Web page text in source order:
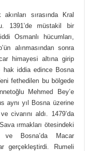
sırasında Kral
1391’de müstakil bir
Osmanlı hücumları,
alınmasından sonra
himayesi altına girip
hak iddia edince Bosna
fethedilen bu bölgede
Mehmed Bey’e
aynı yıl Bosna üzerine
civarını aldı. 1479’da
ırmakları ötesindeki
ve Bosna’da Macar
gerçekleştirdi. Rumeli